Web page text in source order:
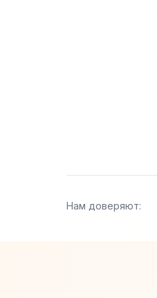
Нам доверяют: